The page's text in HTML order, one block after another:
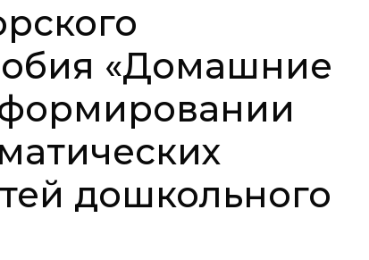
«Домашние
дошкольного